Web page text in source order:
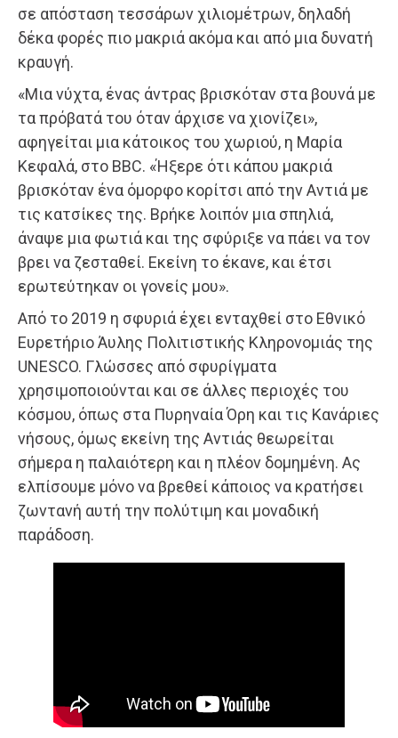
σε απόσταση τεσσάρων χιλιομέτρων, δηλαδή
δέκα φορές πιο μακριά ακόμα και από μια δυνατή
κραυγή.
«Μια νύχτα, ένας άντρας βρισκόταν στα βουνά με
τα πρόβατά του όταν άρχισε να χιονίζει»,
αφηγείται μια κάτοικος του χωριού, η Μαρία
Κεφαλά, στο BBC. «Ήξερε ότι κάπου μακριά
βρισκόταν ένα όμορφο κορίτσι από την Αντιά με
τις κατσίκες της. Βρήκε λοιπόν μια σπηλιά,
άναψε μια φωτιά και της σφύριξε να πάει να τον
βρει να ζεσταθεί. Εκείνη το έκανε, και έτσι
ερωτεύτηκαν οι γονείς μου».
Από το 2019 η σφυριά έχει ενταχθεί στο Εθνικό
Ευρετήριο Άυλης Πολιτιστικής Κληρονομιάς της
UNESCO. Γλώσσες από σφυρίγματα
χρησιμοποιούνται και σε άλλες περιοχές του
κόσμου, όπως στα Πυρηναία Όρη και τις Κανάριες
νήσους, όμως εκείνη της Αντιάς θεωρείται
σήμερα η παλαιότερη και η πλέον δομημένη. Ας
ελπίσουμε μόνο να βρεθεί κάποιος να κρατήσει
ζωντανή αυτή την πολύτιμη και μοναδική
παράδοση.